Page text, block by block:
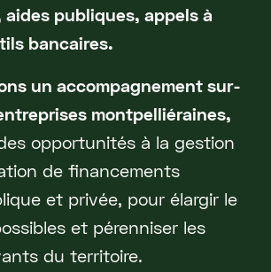
publiques, appels à
bancaires.
un accompagnement sur-
montpelliéraines,
opportunités à la gestion
de financements
et privée, pour élargir le
et pérenniser les
du territoire.